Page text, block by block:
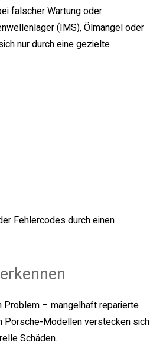
falscher Wartung oder
(IMS), Ölmangel oder
nur durch eine gezielte
Fehlercodes durch einen
– mangelhaft reparierte
Porsche-Modellen verstecken sich
Schäden.